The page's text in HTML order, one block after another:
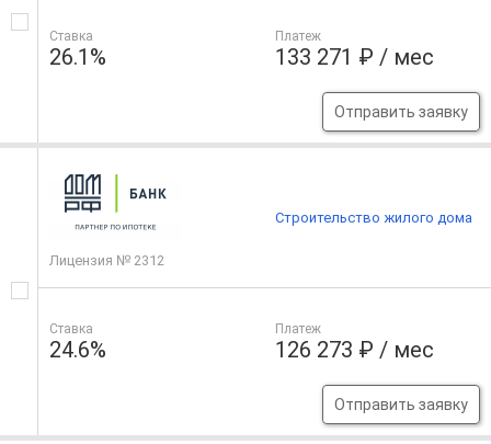
Ставка
26.1%
Платеж
133 271 ₽ / мес
Отправить заявку
Лицензия № 2312
Ставка
24.6%
Платеж
126 273 ₽ / мес
Отправить заявку
Строительство жилого дома